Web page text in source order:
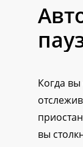
Когда вы
вы